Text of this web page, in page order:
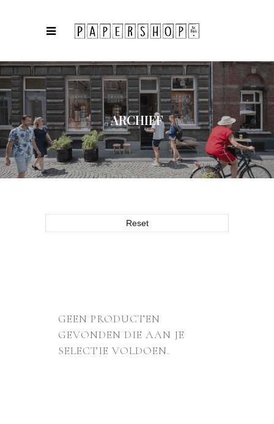
ARCHIEF
Reset
GEEN PRODUCTEN
GEVONDEN DIE AAN JE
SELECTIE VOLDOEN.